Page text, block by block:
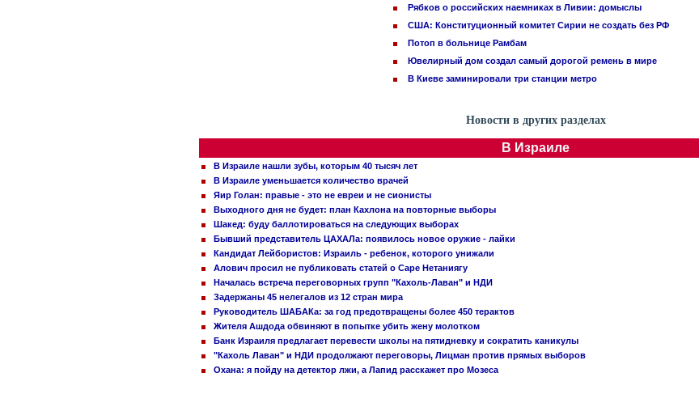
Рябков о российских наемниках в Ливии: домыслы
США: Конституционный комитет Сирии не создать без РФ
Потоп в больнице Рамбам
Ювелирный дом создал самый дорогой ремень в мире
В Киеве заминировали три станции метро
Новости в других разделах
В Израиле
В Израиле нашли зубы, которым 40 тысяч лет
В Израиле уменьшается количество врачей
Яир Голан: правые - это не евреи и не сионисты
Выходного дня не будет: план Кахлона на повторные выборы
Шакед: буду баллотироваться на следующих выборах
Бывший представитель ЦАХАЛа: появилось новое оружие - лайки
Кандидат Лейбористов: Израиль - ребенок, которого унижали
Алович просил не публиковать статей о Саре Нетаниягу
Началась встреча переговорных групп "Кахоль-Лаван" и НДИ
Задержаны 45 нелегалов из 12 стран мира
Руководитель ШАБАКа: за год предотвращены более 450 терактов
Жителя Ашдода обвиняют в попытке убить жену молотком
Банк Израиля предлагает перевести школы на пятидневку и сократить каникулы
"Кахоль Лаван" и НДИ продолжают переговоры, Лицман против прямых выборов
Охана: я пойду на детектор лжи, а Лапид расскажет про Мозеса